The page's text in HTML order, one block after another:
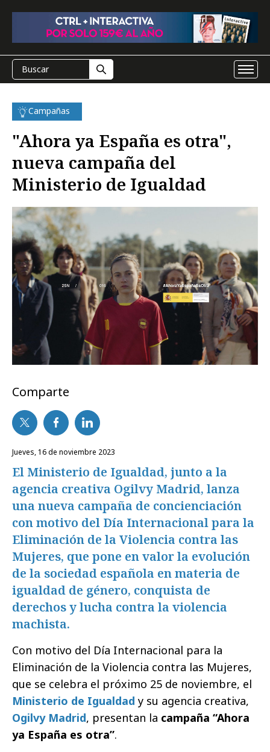
Campañas
"Ahora ya España es otra",
nueva campaña del
Ministerio de Igualdad
Comparte
jueves, 16 de noviembre 2023
El Ministerio de Igualdad, junto a la
agencia creativa Ogilvy Madrid, lanza
una nueva campaña de concienciación
con motivo del Día Internacional para la
Eliminación de la Violencia contra las
Mujeres, que pone en valor la evolución
de la sociedad española en materia de
igualdad de género, conquista de
derechos y lucha contra la violencia
machista.
Con motivo del Día Internacional para la
Eliminación de la Violencia contra las Mujeres,
que se celebra el próximo 25 de noviembre, el
Ministerio de Igualdad y su agencia creativa,
Ogilvy Madrid, presentan la campaña “Ahora
ya España es otra”.